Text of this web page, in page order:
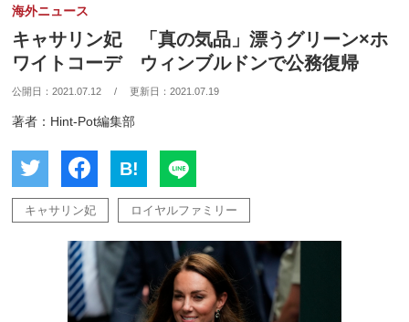
海外ニュース
キャサリン妃 「真の気品」漂うグリーン×ホ
ワイトコーデ ウィンブルドンで公務復帰
公開日：2021.07.12 / 更新日：2021.07.19
著者：Hint-Pot編集部
B!
キャサリン妃 ロイヤルファミリー